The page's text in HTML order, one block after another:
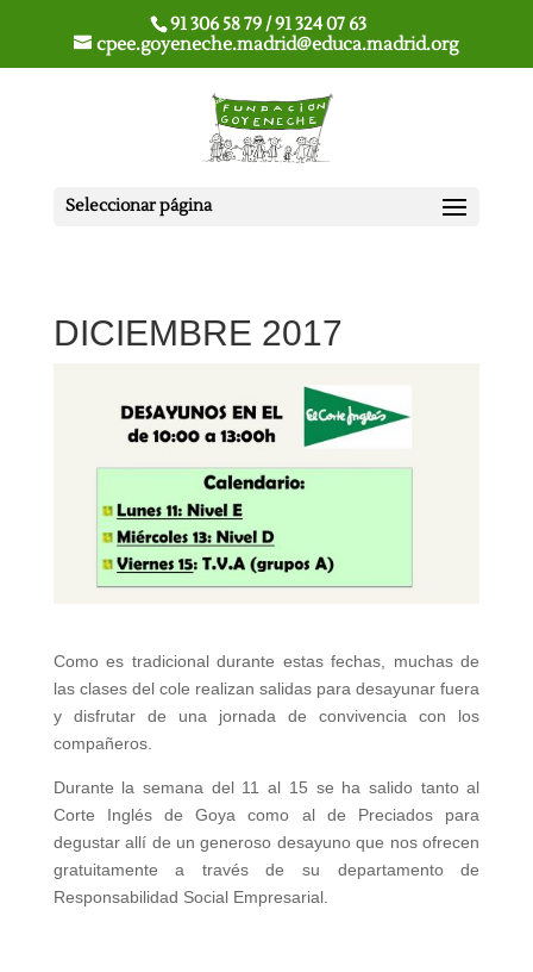
91 306 58 79 / 91 324 07 63
cpee.goyeneche.madrid@educa.madrid.org
Seleccionar página
DICIEMBRE 2017
Como es tradicional durante estas fechas, muchas de
las clases del cole realizan salidas para desayunar fuera
y disfrutar de una jornada de convivencia con los
compañeros.
Durante la semana del 11 al 15 se ha salido tanto al
Corte Inglés de Goya como al de Preciados para
degustar allí de un generoso desayuno que nos ofrecen
gratuitamente a través de su departamento de
Responsabilidad Social Empresarial.